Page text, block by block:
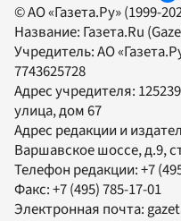
© АО «Газета.Ру» (1999-
Название: Газета.Ru
Учредитель:АО
7743625728
Адрес учредителя:
улица, дом 67
Адрес редакции и
Варшавское шоссе, д.9,
Телефон редакции:+7
Факс:+7 (495) 785-17-01
Электронная почта: